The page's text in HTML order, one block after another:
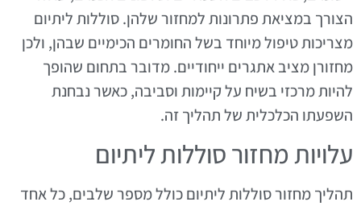
הצורך במציאת פתרונות למחזור שלהן. סוללות ליתיום
מצריכות טיפול מיוחד בשל החומרים הכימיים שבהן, ולכן
מחזורן מציב אתגרים ייחודיים. מדובר בתחום שהופך
להיות מרכזי בשיח על קיימות וסביבה, כאשר נבחנת
השפעתו הכלכלית של תהליך זה.
עלויות מחזור סוללות ליתיום
תהליך מחזור סוללות ליתיום כולל מספר שלבים, כל אחד